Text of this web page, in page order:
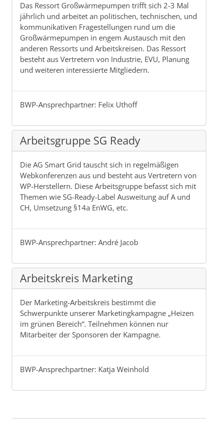
Das Ressort Großwärmepumpen trifft sich 2-3 Mal
jährlich und arbeitet an politischen, technischen, und
kommunikativen Fragestellungen rund um die
Großwärmepumpen in engem Austausch mit den
anderen Ressorts und Arbeitskreisen. Das Ressort
besteht aus Vertretern von Industrie, EVU, Planung
und weiteren interessierte Mitgliedern.
BWP-Ansprechpartner: Felix Uthoff
Arbeitsgruppe SG Ready
Die AG Smart Grid tauscht sich in regelmäßigen
Webkonferenzen aus und besteht aus Vertretern von
WP-Herstellern. Diese Arbeitsgruppe befasst sich mit
Themen wie SG-Ready-Label Ausweitung auf A und
CH, Umsetzung §14a EnWG, etc.
BWP-Ansprechpartner: André Jacob
Arbeitskreis Marketing
Der Marketing-Arbeitskreis bestimmt die
Schwerpunkte unserer Marketingkampagne „Heizen
im grünen Bereich“. Teilnehmen können nur
Mitarbeiter der Sponsoren der Kampagne.
BWP-Ansprechpartner: Katja Weinhold